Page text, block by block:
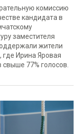
комиссию
кандидата в
заместителя
жители
где Ирина Яровая
77% голосов.